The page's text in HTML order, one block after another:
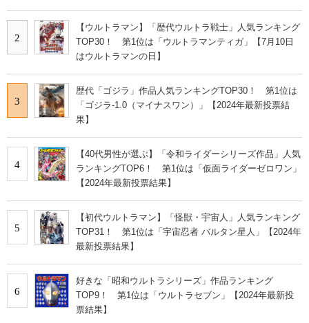
2
【ウルトラマン】「歴代ウルトラ戦士」人気ランキング
TOP30！ 第1位は「ウルトラマンティガ」【7月10日
はウルトラマンの日】
3
歴代「ゴジラ」作品人気ランキングTOP30！ 第1位は
「ゴジラ-1.0（マイナスワン）」【2024年最新投票結
果】
4
【40代男性が選ぶ】「令和ライダーシリーズ作品」人気
ランキングTOP6！ 第1位は「仮面ライダーゼロワン」
【2024年最新投票結果】
5
【初代ウルトラマン】「怪獣・宇宙人」人気ランキング
TOP31！ 第1位は「宇宙忍者 バルタン星人」【2024年
最新投票結果】
6
好きな「昭和ウルトラシリーズ」作品ランキング
TOP9！ 第1位は「ウルトラセブン」【2024年最新投
票結果】